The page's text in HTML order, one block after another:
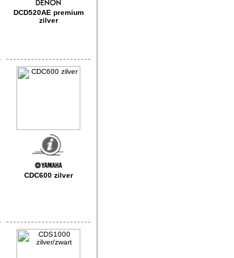
DCD520AE premium
zilver
CDC600 zilver